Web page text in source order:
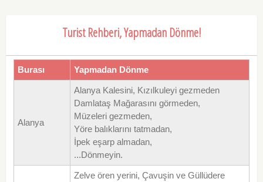
Turist Rehberi, Yapmadan Dönme!
Burası Yapmadan Dönme
Alanya
Alanya Kalesini, Kızılkuleyi gezmeden
Damlataş Mağarasını görmeden,
Müzeleri gezmeden,
Yöre balıklarını tatmadan,
İpek eşarp almadan,
...Dönmeyin.
Zelve ören yerini, Çavuşin ve Güllüdere